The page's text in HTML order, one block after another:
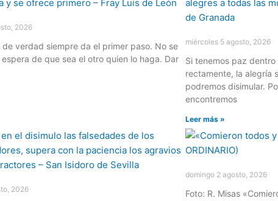
2026
de verdad siempre da el primer paso. No se
de que sea el otro quien lo haga. Dar
miércoles 5 agosto, 2026
Si tenemos paz
rectamente, la alegría
podremos disimular.
encontremos
Leer más »
2026
domingo 2 agosto, 2026
Foto: R. Misas